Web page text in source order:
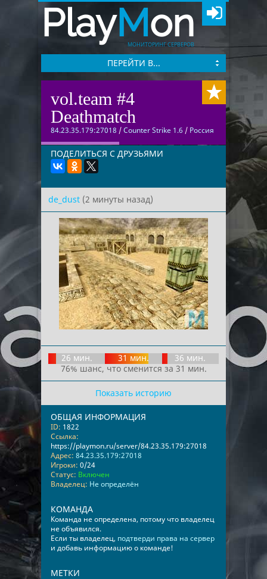
PlayMon
МОНИТОРИНГ СЕРВЕРОВ
ПЕРЕЙТИ В...
vol.team #4
Deathmatch
84.23.35.179:27018 /Counter Strike 1.6 / Россия
ПОДЕЛИТЬСЯ С ДРУЗЬЯМИ
de_dust (2 минуты назад)
26 мин. 31 мин.
36 мин.
76% шанс, что сменится за 31 мин.
Показать историю
ОБЩАЯ ИНФОРМАЦИЯ
ID: 1822
Ссылка:
https://playmon.ru/server/84.23.35.179:27018
Адрес: 84.23.35.179:27018
Игроки: 0/24
Статус: Включен
Владелец: Не определён
КОМАНДА
Команда не определена, потому что владелец
не объявился.
Если ты владелец, подтверди права на сервер
и добавь информацию о команде!
МЕТКИ